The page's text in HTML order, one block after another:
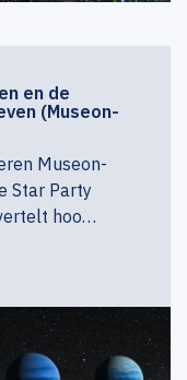
en de
(Museon-
Museon-
Star Party
hoo…